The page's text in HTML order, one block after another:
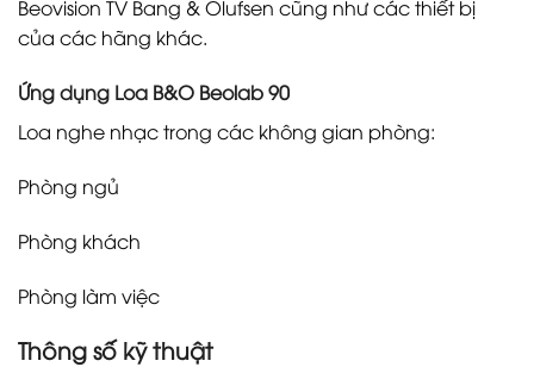
Beovision TV Bang & Olufsen cũng như các thiết bị
của các hãng khác.
Ứng dụng Loa B&O Beolab 90
Loa nghe nhạc trong các không gian phòng:
Phòng ngủ
Phòng khách
Phòng làm việc
Thông số kỹ thuật